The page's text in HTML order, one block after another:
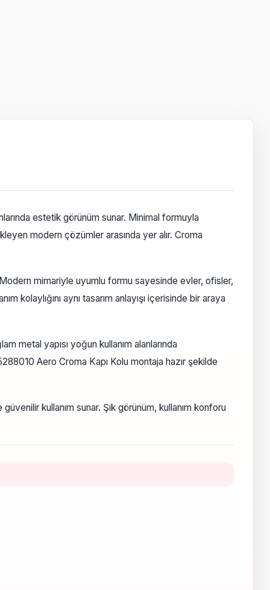
estetik görünüm sunar. Minimal formuyla
modern çözümler arasında yer alır. Croma
mimariyle uyumlu formu sayesinde evler, ofisler,
kolaylığını aynı tasarım anlayışı içerisinde bir araya
metal yapısı yoğun kullanım alanlarında
Aero Croma Kapı Kolu montaja hazır şekilde
kullanım sunar. Şık görünüm, kullanım konforu